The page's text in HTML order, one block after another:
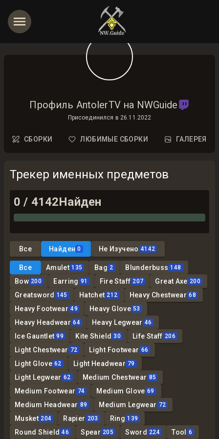
Профиль AntolerTV на NWGuide
Присоединился в 26.11.2022
СБОРКИ ЛЮБИМЫЕ СБОРКИ ГАЛЕРЕЯ
Трекер именных предметов
0 / 4142Найден
Все Найден 0 Не Изучено 4142
Все Amulet 135 Bag 2 Blunderbuss 148
Bow 200 Earring 91 Fire Staff 207 Great Axe 200
Greatsword 145 Hatchet 212 Heavy Chestwear 68
Heavy Footwear 49 Heavy Glove 53
Heavy Headwear 64 Heavy Legwear 46
Ice Gauntlet 99 Kite Shield 30 Life Staff 206
Light Chestwear 72 Light Footwear 66
Light Glove 62 Light Headwear 79
Light Legwear 62 Medium Chestwear 85
Medium Footwear 74 Medium Glove 69
Medium Headwear 89 Medium Legwear 72
Musket 204 Rapier 203 Ring 139
Round Shield 46 Spear 205 Sword 224 Tool 6